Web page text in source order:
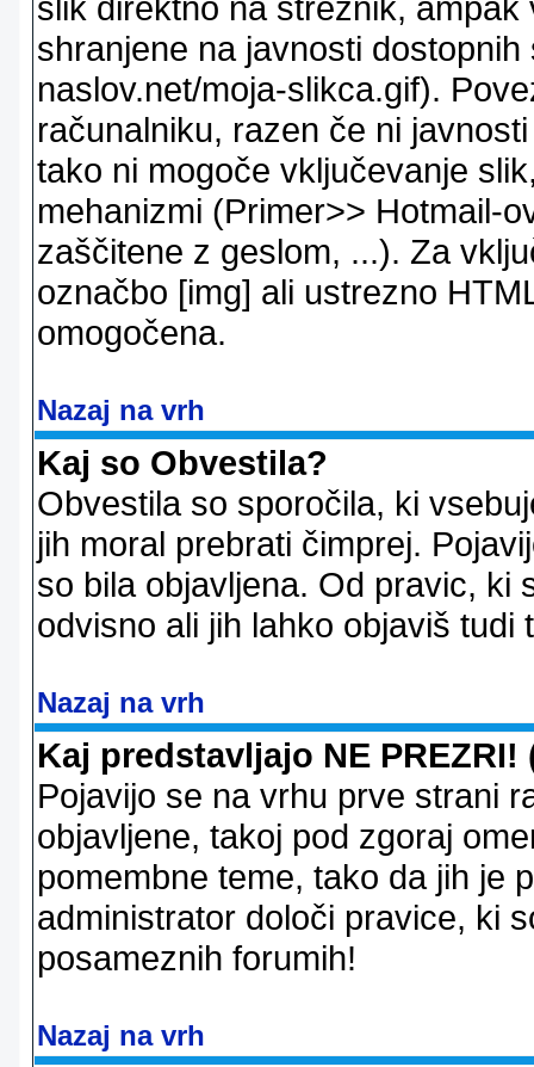
shranjene na javnosti
naslov.net/moja-slikca.gif).
računalniku, razen če ni
tako ni mogoče vključevanje
mehanizmi (Primer>> Hotmail-
zaščitene z geslom, ...). Za
označbo [img] ali ustrezno
omogočena.
Nazaj na vrh
Kaj so Obvestila?
Obvestila so sporočila, ki
jih moral prebrati čimprej.
so bila objavljena. Od pravic, ki
odvisno ali jih lahko objaviš
Nazaj na vrh
Kaj predstavljajo NE
Pojavijo se na vrhu prve strani
objavljene, takoj pod zgoraj
pomembne teme, tako da jih je
administrator določi pravice, ki
posameznih forumih!
Nazaj na vrh